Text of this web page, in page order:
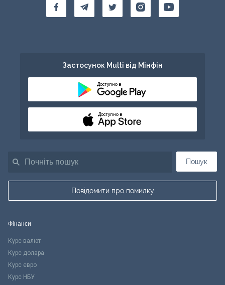
Пошук
Повідомити про помилку
Застосунок Multi від Мінфін
Доступно в
Доступно в
Фінанси
Курс валют
Курс долара
Курс євро
Курс НБУ